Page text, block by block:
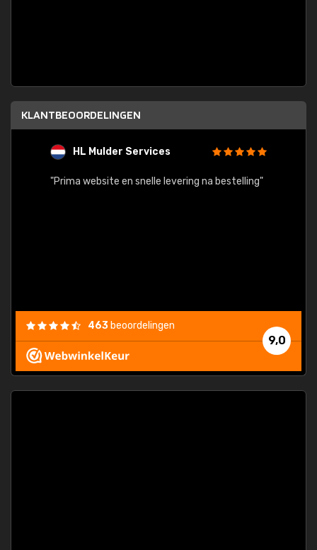
KLANTBEOORDELINGEN
HL Mulder Services
"Prima website en snelle levering na bestelling"
9,0
463 beoordelingen